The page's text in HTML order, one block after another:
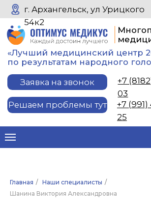
Заявка на звонок
медицинский центр
«Лучший медицинский центр 2026 года»
по результатам народного голосования
Решаем проблемы тут
г. Архангельск, ул Урицкого
54к2
+7 (991) 470-30-
25
+7 (8182) 45-75-
03
Главная / Наши специалисты /
Шанина Виктория Александровна